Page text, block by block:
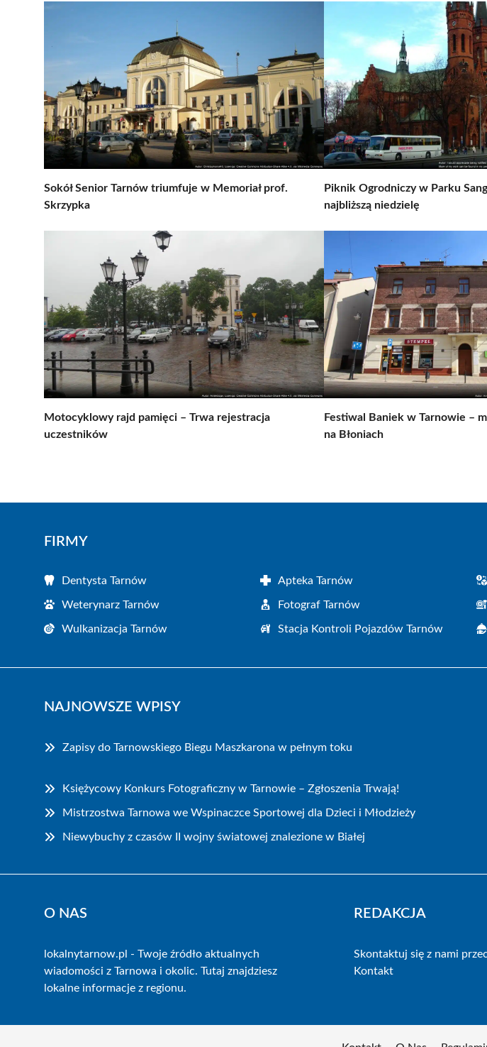
Sokół Senior Tarnów triumfuje w Memoriał prof.
Skrzypka
Piknik Ogrodniczy w Parku
najbliższą niedzielę
Motocyklowy rajd pamięci – Trwa rejestracja
uczestników
Festiwal Baniek w Tarnowie –
na Błoniach
FIRMY
Dentysta Tarnów Apteka Tarnów
Weterynarz Tarnów Fotograf Tarnów
Wulkanizacja Tarnów Stacja Kontroli Pojazdów Tarnów
NAJNOWSZE WPISY
Zapisy do Tarnowskiego Biegu Maszkarona w pełnym toku
Księżycowy Konkurs Fotograficzny w Tarnowie – Zgłoszenia Trwają!
Mistrzostwa Tarnowa we Wspinaczce Sportowej dla Dzieci i Młodzieży
Niewybuchy z czasów II wojny światowej znalezione w Białej
O NAS
lokalnytarnow.pl - Twoje źródło aktualnych
wiadomości z Tarnowa i okolic. Tutaj znajdziesz
lokalne informacje z regionu.
REDAKCJA
Skontaktuj się z nami
Kontakt